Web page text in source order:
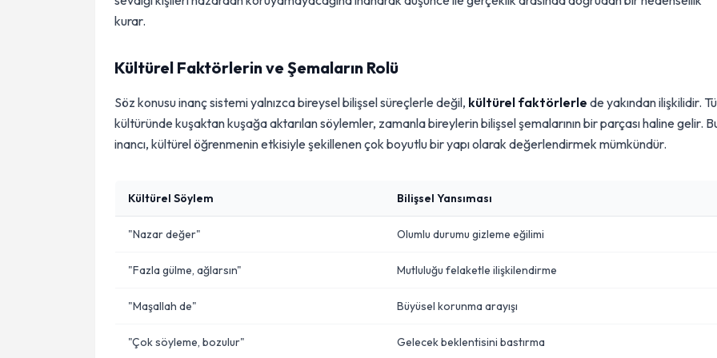
kurar.
Kültürel Faktörlerin ve Şemaların Rolü
Söz konusu inanç sistemi yalnızca bireysel bilişsel süreçlerle değil, kültürel faktörlerle de yakından ilişkilidir.
kültüründe kuşaktan kuşağa aktarılan söylemler, zamanla bireylerin bilişsel şemalarının bir parçası haline gelir.
inancı, kültürel öğrenmenin etkisiyle şekillenen çok boyutlu bir yapı olarak değerlendirmek mümkündür.
Kültürel Söylem Bilişsel Yansıması
"Nazar değer" Olumlu durumu gizleme eğilimi
"Fazla gülme, ağlarsın" Mutluluğu felaketle ilişkilendirme
"Maşallah de" Büyüsel korunma arayışı
"Çok söyleme, bozulur" Gelecek beklentisini bastırma